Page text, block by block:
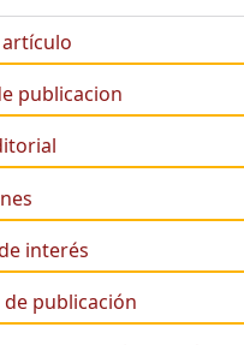
publicacion
interés
publicación